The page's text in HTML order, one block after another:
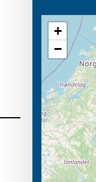
Map
+
−